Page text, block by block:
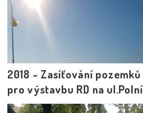
2018 - Zasíťování pozemků
pro výstavbu RD na ul.Polní